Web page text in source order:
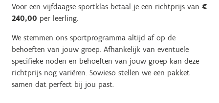
Voor een vijfdaagse sportklas betaal je een richtprijs van €
240,00 per leerling.
We stemmen ons sportprogramma altijd af op de
behoeften van jouw groep. Afhankelijk van eventuele
specifieke noden en behoeften van jouw groep kan deze
richtprijs nog variëren. Sowieso stellen we een pakket
samen dat perfect bij jou past.